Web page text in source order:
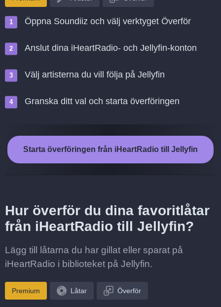
Öppna Soundiiz och välj verktyget Överför
Anslut dina iHeartRadio- och Jellyfin-konton
Välj artisterna du vill följa på Jellyfin
Granska ditt val och starta överföringen
Starta överföringen från iHeartRadio till Jellyfin
Hur överför du dina favoritlåtar
från iHeartRadio till Jellyfin?
Lägg till låtarna du har gillat eller sparat på
iHeartRadio i biblioteket på Jellyfin.
Premium Låtar Överför